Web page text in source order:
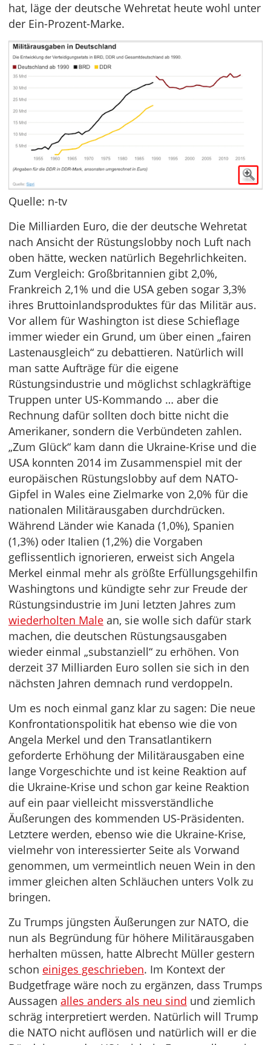
hat, läge der deutsche Wehretat heute wohl unter
der Ein-Prozent-Marke.
Quelle: n-tv
Die Milliarden Euro, die der deutsche Wehretat
nach Ansicht der Rüstungslobby noch Luft nach
oben hätte, wecken natürlich Begehrlichkeiten.
Zum Vergleich: Großbritannien gibt 2,0%,
Frankreich 2,1% und die USA geben sogar 3,3%
ihres Bruttoinlandsproduktes für das Militär aus.
Vor allem für Washington ist diese Schieflage
immer wieder ein Grund, um über einen „fairen
Lastenausgleich“ zu debattieren. Natürlich will
man satte Aufträge für die eigene
Rüstungsindustrie und möglichst schlagkräftige
Truppen unter US-Kommando … aber die
Rechnung dafür sollten doch bitte nicht die
Amerikaner, sondern die Verbündeten zahlen.
„Zum Glück“ kam dann die Ukraine-Krise und die
USA konnten 2014 im Zusammenspiel mit der
europäischen Rüstungslobby auf dem NATO-
Gipfel in Wales eine Zielmarke von 2,0% für die
nationalen Militärausgaben durchdrücken.
Während Länder wie Kanada (1,0%), Spanien
(1,3%) oder Italien (1,2%) die Vorgaben
geflissentlich ignorieren, erweist sich Angela
Merkel einmal mehr als größte Erfüllungsgehilfin
Washingtons und kündigte sehr zur Freude der
Rüstungsindustrie im Juni letzten Jahres zum
wiederholten Male an, sie wolle sich dafür stark
machen, die deutschen Rüstungsausgaben
wieder einmal „substanziell“ zu erhöhen. Von
derzeit 37 Milliarden Euro sollen sie sich in den
nächsten Jahren demnach rund verdoppeln.
Um es noch einmal ganz klar zu sagen: Die neue
Konfrontationspolitik hat ebenso wie die von
Angela Merkel und den Transatlantikern
geforderte Erhöhung der Militärausgaben eine
lange Vorgeschichte und ist keine Reaktion auf
die Ukraine-Krise und schon gar keine Reaktion
auf ein paar vielleicht missverständliche
Äußerungen des kommenden US-Präsidenten.
Letztere werden, ebenso wie die Ukraine-Krise,
vielmehr von interessierter Seite als Vorwand
genommen, um vermeintlich neuen Wein in den
immer gleichen alten Schläuchen unters Volk zu
bringen.
Zu Trumps jüngsten Äußerungen zur NATO, die
nun als Begründung für höhere Militärausgaben
herhalten müssen, hatte Albrecht Müller gestern
schon einiges geschrieben. Im Kontext der
Budgetfrage wäre noch zu ergänzen, dass Trumps
Aussagen alles anders als neu sind und ziemlich
schräg interpretiert werden. Natürlich will Trump
die NATO nicht auflösen und natürlich will er die